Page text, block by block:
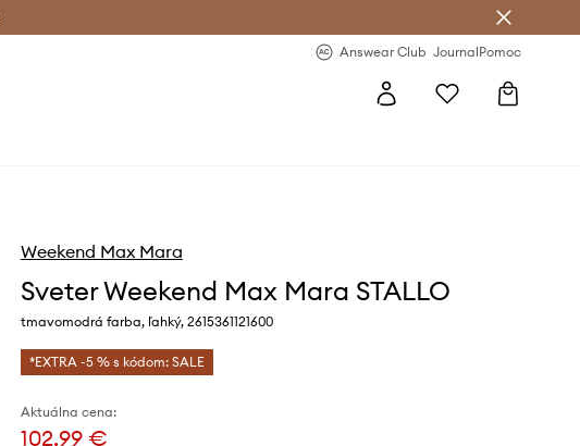
Answear Club JournalPomoc
Weekend Max Mara
Sveter Weekend Max Mara STALLO
tmavomodrá farba, ľahký, 2615361121600
*EXTRA -5 % s kódom: SALE
Aktuálna cena:
102,99 €